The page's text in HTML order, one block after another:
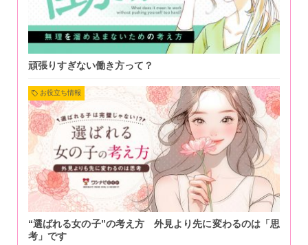
頑張りすぎない働き方って？
お役立ち情報
“選ばれる女の子”の考え方 外見より先に変わるのは「思
考」です